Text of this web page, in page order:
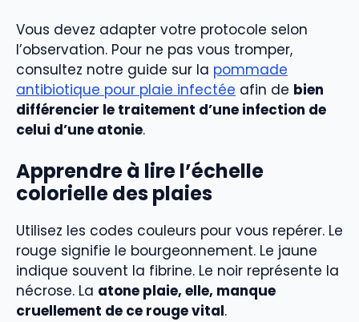
Vous devez adapter votre protocole selon
l’observation. Pour ne pas vous tromper,
consultez notre guide sur la pommade
antibiotique pour plaie infectée afin de bien
différencier le traitement d’une infection de
celui d’une atonie.
Apprendre à lire l’échelle
colorielle des plaies
Utilisez les codes couleurs pour vous repérer. Le
rouge signifie le bourgeonnement. Le jaune
indique souvent la fibrine. Le noir représente la
nécrose. La atone plaie, elle, manque
cruellement de ce rouge vital.